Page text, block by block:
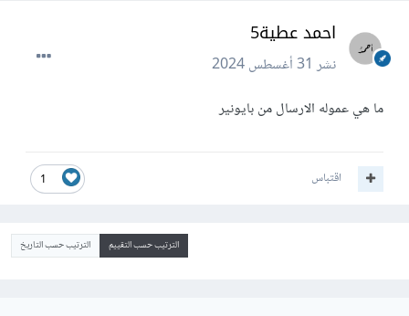
احمد عطية5
نشر31 أغسطس 2024
ما هي عموله الارسال من بايونير
1 اقتباس
الترتيب حسب التقييم الترتيب حسب التاريخ